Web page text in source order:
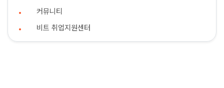
커뮤니티
비트 취업지원센터